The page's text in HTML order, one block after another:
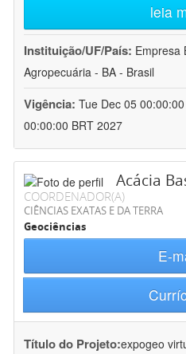
leia
Instituição/UF/País: Empresa
Agropecuária - BA - Brasil
Vigência: Tue Dec 05
00:00:00 BRT 2027
Acácia
COORDENADOR(A)
CIÊNCIAS EXATAS E DA TERRA
Geociências
E-
Título do Projeto:expogeo